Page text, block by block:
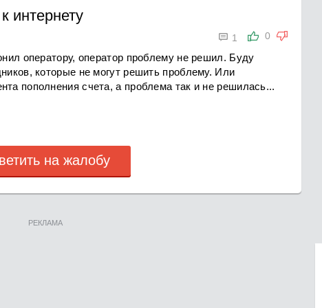
интернету
0
 1
оператору, оператор проблему не решил. Буду
которые не могут решить проблему. Или
пополнения счета, а проблема так и не решилась...
на жалобу
РЕКЛАМА